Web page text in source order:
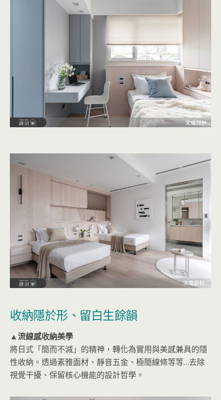
收納隱於形、留白生餘韻
▲流線感收納美學
將日式「簡而不減」的精神，轉化為實用與美感兼具的隱
性收納。透過素雅面材、靜音五金、極簡線條等等…去除
視覺干擾、保留核心機能的設計哲學。